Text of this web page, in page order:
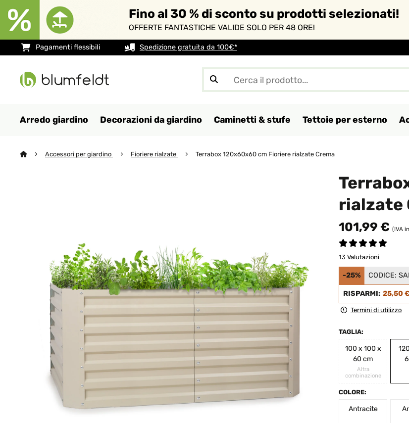
Fino al 30 % di sconto su prodotti selezionati!
OFFERTE FANTASTICHE VALIDE SOLO PER 48 ORE!
Pagamenti flessibili Spedizione gratuita da 100€*
Arredo giardino Decorazioni da giardino Caminetti & stufe Tettoie per esterno
Accessori per giardino Fioriere rialzate Terrabox 120x60x60 cm Fioriere rialzate Crema
rialzate
101,99 € (IVA
13 Valutazioni
-25% CODICE:
RISPARMI: 25,50
Termini di utilizzo
TAGLIA:
100 x 100 x
60 cm
Altra
combinazione
COLORE:
Antracite